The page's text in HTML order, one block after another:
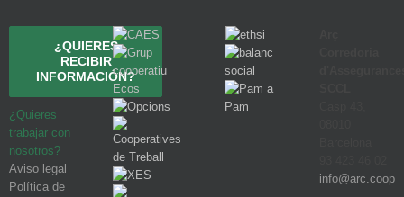
¿QUIERES
RECIBIR
INFORMACIÓN?
¿Quieres
trabajar con
nosotros?
Aviso legal
Política de
info@arc.coop